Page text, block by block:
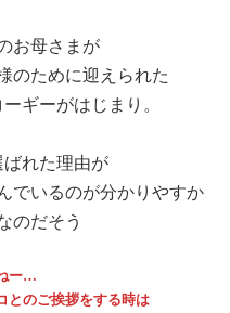
お母さまが
のために迎えられた
ギーがはじまり。
れた理由が
でいるのが分かりやすか
のだそう
ー…
とのご挨拶をする時は